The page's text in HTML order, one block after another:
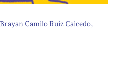
Brayan Camilo Ruiz Caicedo